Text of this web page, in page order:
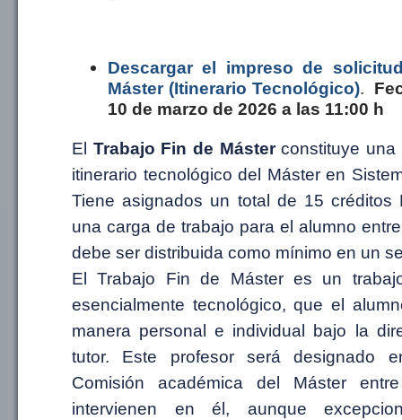
Descargar el impreso de
Máster (Itinerario Tecnológico).
10 de marzo de 2026 a las 11:00 h
El Trabajo Fin de Másterconstituye una
itinerario tecnológico del Máster en
Tiene asignados un total de 15 créditos
una carga de trabajo para el alumno
debe ser distribuida como mínimo en un
El Trabajo Fin de Máster es un
esencialmente tecnológico, que el
manera personal e individual bajo la
tutor. Este profesor será designado
Comisión académica del Máster
intervienen en él, aunque